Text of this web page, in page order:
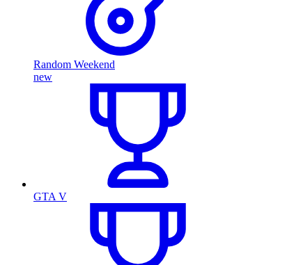
Random Weekend
new
GTA V